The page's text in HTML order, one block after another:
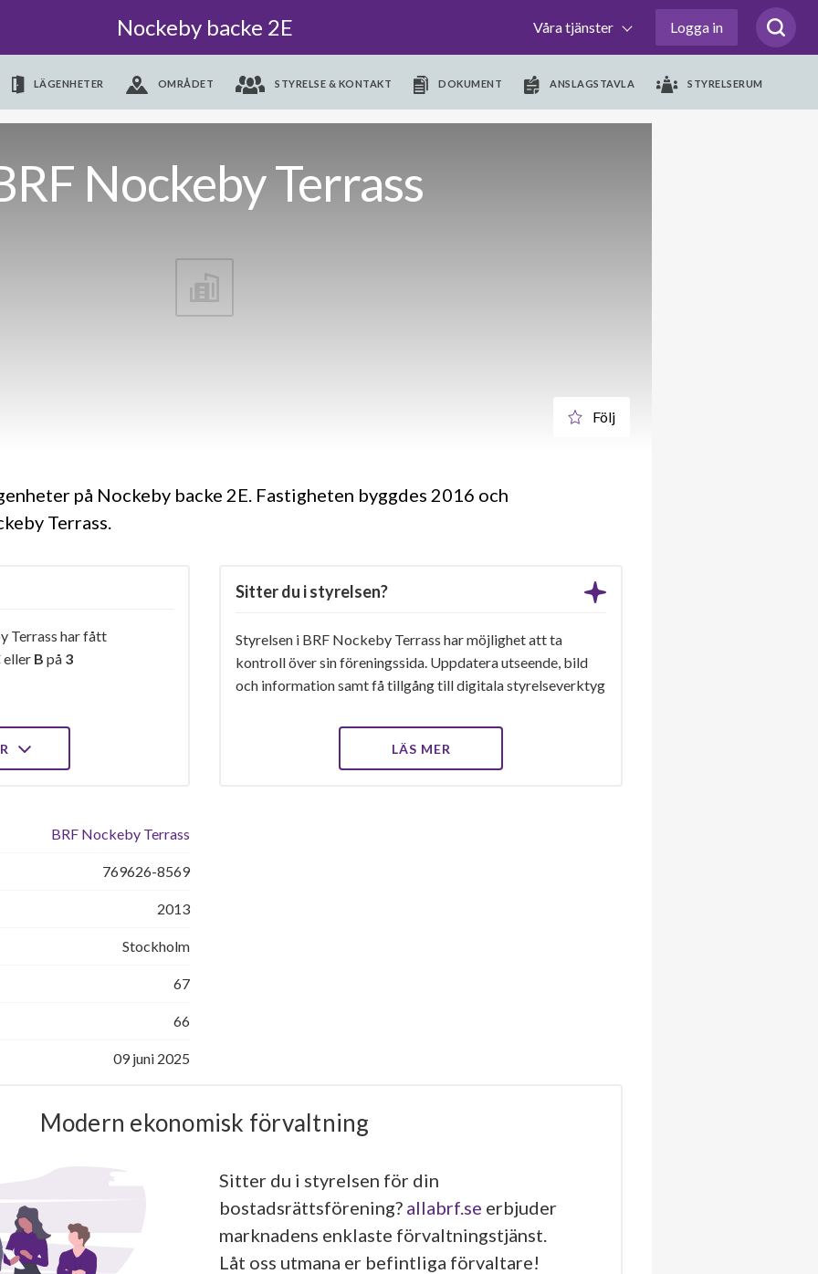
Nockeby backe 2E Våra tjänster Logga in
LÄGENHETER OMRÅDET STYRELSE & KONTAKT DOKUMENT ANSLAGSTAVLA STYRELSERUM
Nockeby Terrass
Följ
på Nockeby backe 2E. Fastigheten byggdes 2016 och
Terrass.
Terrass har fått
eller B på 3
Sitter du i styrelsen?
Styrelsen i BRF Nockeby Terrass har möjlighet att ta
kontroll över sin föreningssida. Uppdatera utseende, bild
och information samt få tillgång till digitala styrelseverktyg
LÄS MER
BRF Nockeby Terrass
769626-8569
2013
Stockholm
67
66
09 juni 2025
Modern ekonomisk förvaltning
Sitter du i styrelsen för din
bostadsrättsförening? allabrf.se erbjuder
marknadens enklaste förvaltningstjänst.
Låt oss utmana er befintliga förvaltare!